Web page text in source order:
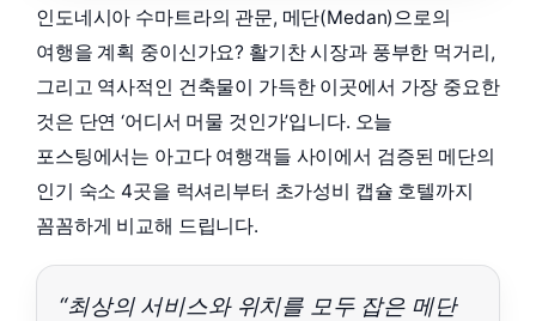
인도네시아 수마트라의 관문, 메단(Medan)으로의
여행을 계획 중이신가요? 활기찬 시장과 풍부한 먹거리,
그리고 역사적인 건축물이 가득한 이곳에서 가장 중요한
것은 단연 ‘어디서 머물 것인가’입니다. 오늘
포스팅에서는 아고다 여행객들 사이에서 검증된 메단의
인기 숙소 4곳을 럭셔리부터 초가성비 캡슐 호텔까지
꼼꼼하게 비교해 드립니다.
“최상의 서비스와 위치를 모두 잡은 메단